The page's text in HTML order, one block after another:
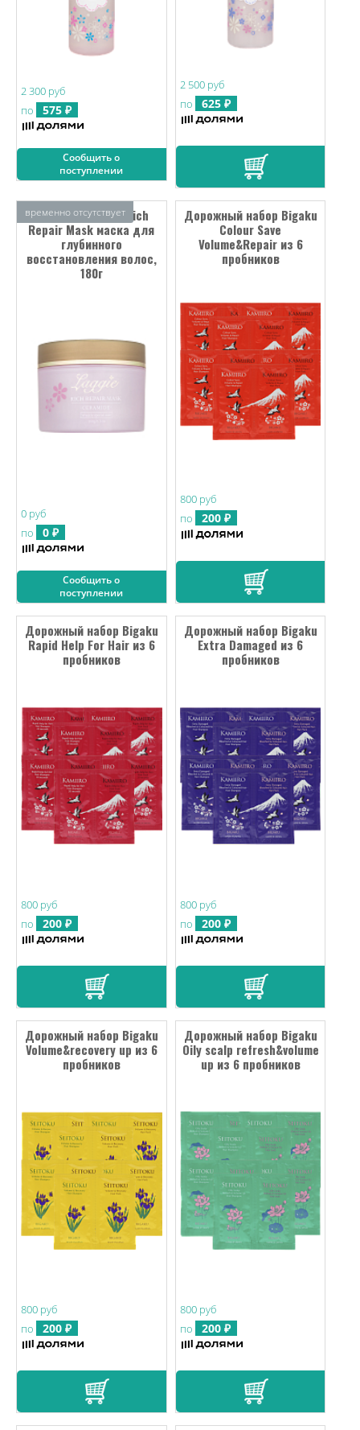
2 300 руб
по
575 ₽
Сообщить о
поступлении
2 500 руб
по
625 ₽
Laggie Ceramide Rich
Repair Mask маска для
глубинного
восстановления волос,
180г
0 руб
по
0 ₽
временно отсутствует
Сообщить о
поступлении
Дорожный набор Bigaku
Colour Save
Volume&Repair из 6
пробников
800 руб
по
200 ₽
Дорожный набор Bigaku
Rapid Help For Hair из 6
пробников
800 руб
по
200 ₽
Дорожный набор Bigaku
Extra Damaged из 6
пробников
800 руб
по
200 ₽
Дорожный набор Bigaku
Volume&recovery up из 6
пробников
800 руб
по
200 ₽
Дорожный набор Bigaku
Oily scalp refresh&volume
up из 6 пробников
800 руб
по
200 ₽